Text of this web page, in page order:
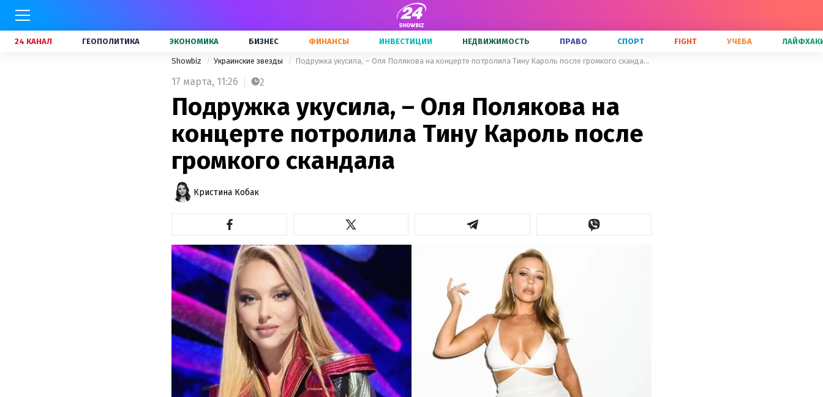
24 КАНАЛ ГЕОПОЛИТИКА ЭКОНОМИКА БИЗНЕС ФИНАНСЫ ИНВЕСТИЦИИ НЕДВИЖИМОСТЬ ПРАВО СПОРТ FIGHT УЧЕБА
Showbiz Украинские звезды Подружка укусила, – Оля Полякова на концерте потролила Тину Кароль после громкого скандала
17 марта, 11:26 2
Подружка укусила, – Оля Полякова на
концерте потролила Тину Кароль после
громкого скандала
Кристина Кобак